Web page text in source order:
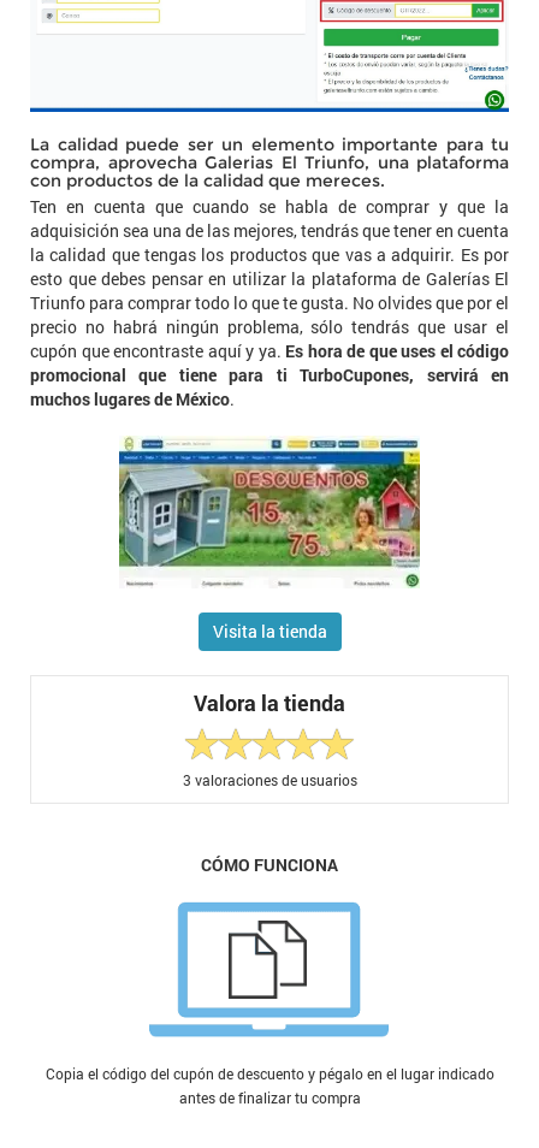
La calidad puede ser un elemento importante para tu
compra, aprovecha Galerias El Triunfo, una plataforma
con productos de la calidad que mereces.
Ten en cuenta que cuando se habla de comprar y que la
adquisición sea una de las mejores, tendrás que tener en cuenta
la calidad que tengas los productos que vas a adquirir. Es por
esto que debes pensar en utilizar la plataforma de Galerías El
Triunfo para comprar todo lo que te gusta. No olvides que por el
precio no habrá ningún problema, sólo tendrás que usar el
cupón que encontraste aquí y ya. Es hora de que uses el código
promocional que tiene para ti TurboCupones, servirá en
muchos lugares de México.
Visita la tienda
Valora la tienda
3 valoraciones de usuarios
CÓMO FUNCIONA
Copia el código del cupón de descuento y pégalo en el lugar indicado
antes de finalizar tu compra